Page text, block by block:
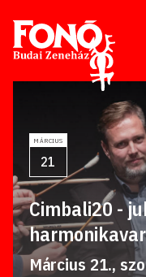
Tovább a tartalomhoz
MÁRCIUS
21
Cimbali20 -
Március 21.,